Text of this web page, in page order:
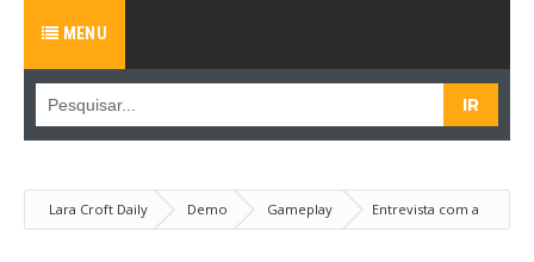
MENU
Lara Croft Daily Demo Gameplay
Entrevista com a
equipe mostra cenas inéditas de Tomb Raider